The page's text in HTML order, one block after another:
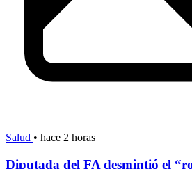
Salud • hace 2 horas
Diputada del FA desmintió el